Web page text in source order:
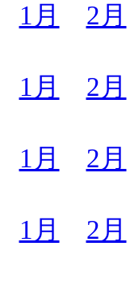
1月 2月
1月 2月
1月 2月
1月 2月